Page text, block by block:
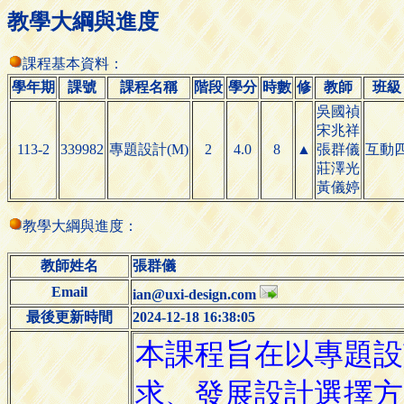
教學大綱與進度
課程基本資料：
學年期
課號 課程名稱 階段 學分 時數 修 教師 班級
113-2 339982 專題設計(M) 2 4.0 8 ▲
吳國禎
宋兆祥
張群儀
莊澤光
黃儀婷
互動
教學大綱與進度：
教師姓名
張群儀
Email
ian@uxi-design.com
最後更新時間
2024-12-18 16:38:05